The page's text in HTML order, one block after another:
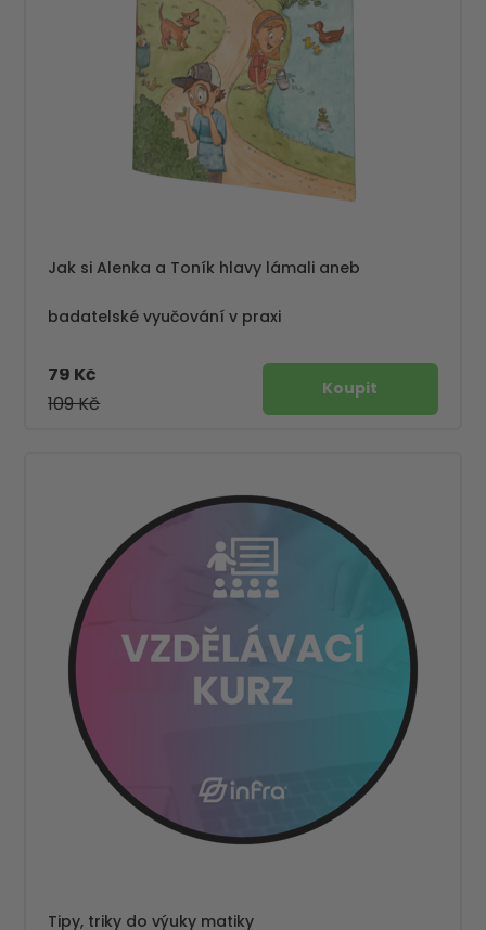
Jak si Alenka a Toník hlavy lámali aneb
badatelské vyučování v praxi
109 Kč
79 Kč
Tipy, triky do výuky matiky